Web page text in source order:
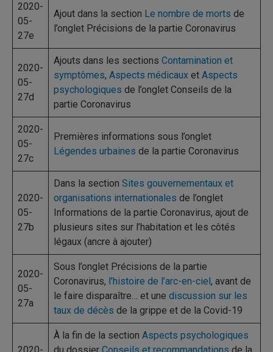
2020-
05-
27e
Ajout dans la section Le nombre de morts de
l’onglet Précisions de la partie Coronavirus
2020-
05-
27d
Ajouts dans les sections Contamination et
symptômes, Aspects médicaux et Aspects
psychologiques de l’onglet Conseils de la
partie Coronavirus
2020-
05-
27c
Premières informations sous l’onglet
Légendes urbaines de la partie Coronavirus
2020-
05-
27b
Dans la section Sites gouvernementaux et
organisations internationales de l’onglet
Informations de la partie Coronavirus, ajout de
plusieurs sites sur l’habitation et les côtés
légaux (ancre à ajouter)
2020-
05-
27a
Sous l’onglet Précisions de la partie
Coronavirus, l’histoire de l’arc-en-ciel, avant de
le faire disparaître… et une discussion sur les
taux de décès de la grippe et de la Covid-19
À la fin de la section Aspects psychologiques